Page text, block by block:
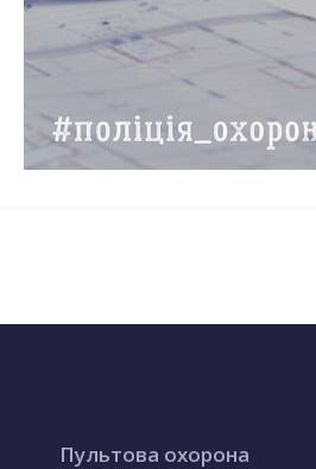
Пультова охорона